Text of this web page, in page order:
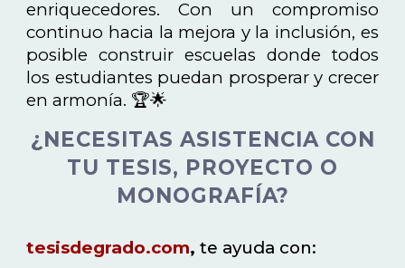
enriquecedores. Con un compromiso
continuo hacia la mejora y la inclusión, es
posible construir escuelas donde todos
los estudiantes puedan prosperar y crecer
en armonía. 🏆🌟
¿NECESITAS ASISTENCIA CON
TU TESIS, PROYECTO O
MONOGRAFÍA?
tesisdegrado.com, te ayuda con: